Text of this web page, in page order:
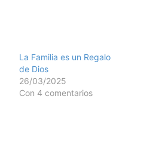
La Familia es un Regalo
de Dios
26/03/2025
Con 4 comentarios